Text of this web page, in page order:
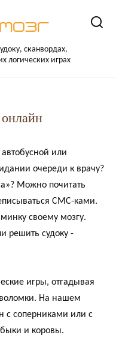
сканвордах,
логических играх
или
очереди к врачу?
Можно почитать
СМС-ками.
своему мозгу.
решить судоку -
игры, отгадывая
На нашем
с соперниками или с
и коровы.